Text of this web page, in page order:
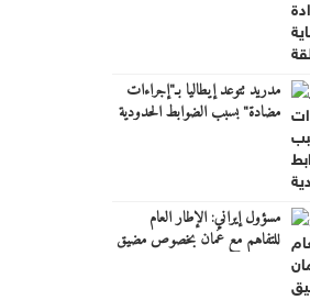
مدريد تتوعد إيطاليا بـ"إجراءات
مضادة" بسبب الضوابط الحدودية
مسؤول إيراني: الإطار العام
للتفاهم مع عُمان بخصوص مضيق